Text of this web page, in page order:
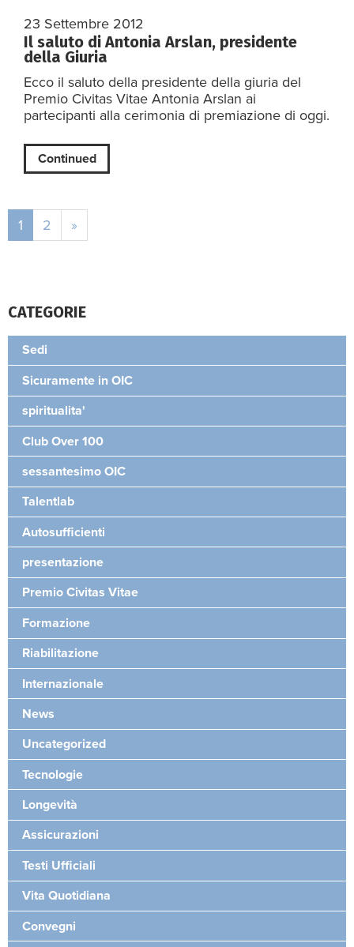
23 Settembre 2012
Il saluto di Antonia Arslan, presidente
della Giuria
Ecco il saluto della presidente della giuria del
Premio Civitas Vitae Antonia Arslan ai
partecipanti alla cerimonia di premiazione di oggi.
Continued
1 2 »
CATEGORIE
Sedi
Sicuramente in OIC
spiritualita'
Club Over 100
sessantesimo OIC
Talentlab
Autosufficienti
presentazione
Premio Civitas Vitae
Formazione
Riabilitazione
Internazionale
News
Uncategorized
Tecnologie
Longevità
Assicurazioni
Testi Ufficiali
Vita Quotidiana
Convegni